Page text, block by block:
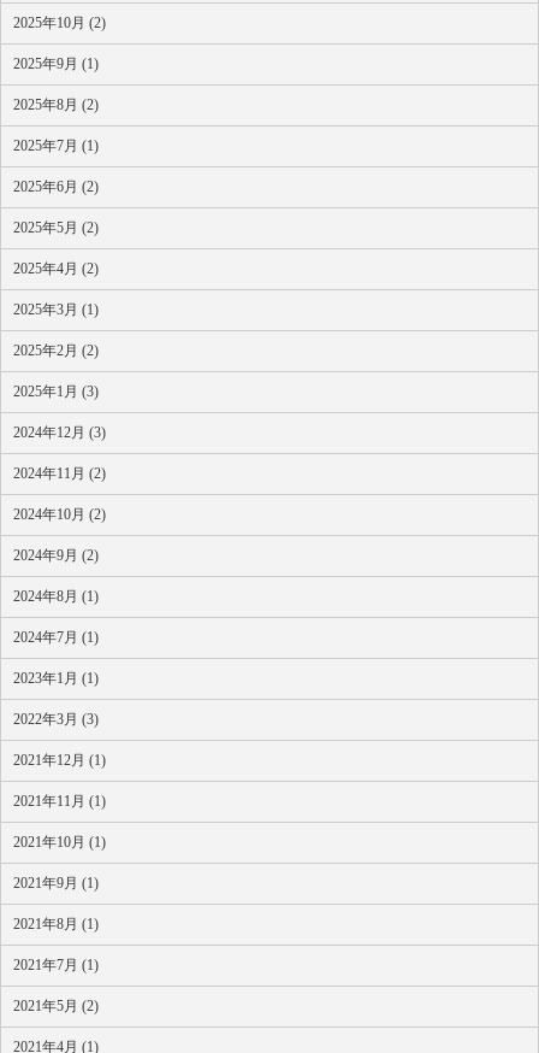
2025年10月 (2)
2025年9月 (1)
2025年8月 (2)
2025年7月 (1)
2025年6月 (2)
2025年5月 (2)
2025年4月 (2)
2025年3月 (1)
2025年2月 (2)
2025年1月 (3)
2024年12月 (3)
2024年11月 (2)
2024年10月 (2)
2024年9月 (2)
2024年8月 (1)
2024年7月 (1)
2023年1月 (1)
2022年3月 (3)
2021年12月 (1)
2021年11月 (1)
2021年10月 (1)
2021年9月 (1)
2021年8月 (1)
2021年7月 (1)
2021年5月 (2)
2021年4月 (1)